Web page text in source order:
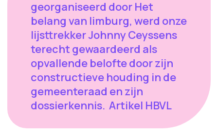
georganiseerd door Het
belang van limburg, werd onze
lijsttrekker Johnny Ceyssens
terecht gewaardeerd als
opvallende belofte door zijn
constructieve houding in de
gemeenteraad en zijn
dossierkennis. Artikel HBVL